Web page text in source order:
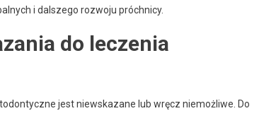
i dalszego rozwoju próchnicy.
do leczenia
jest niewskazane lub wręcz niemożliwe. Do